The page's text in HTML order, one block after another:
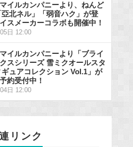
イルカンパニーより、ねんど
北ネル」「弱音ハク」が登
スメーカーコラボも開催中！
日 12:00
イルカンパニーより「ブライ
スシリーズ 雪ミクオールスタ
ュアコレクション Vol.1」が
約受付中！
日 12:00
リンク